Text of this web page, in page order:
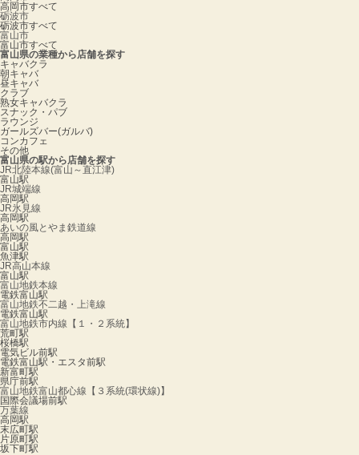
高岡市すべて
砺波市
砺波市すべて
富山市
富山市すべて
富山県の業種から店舗を探す
キャバクラ
朝キャバ
昼キャバ
クラブ
熟女キャバクラ
スナック・パブ
ラウンジ
ガールズバー(ガルバ)
コンカフェ
その他
富山県の駅から店舗を探す
JR北陸本線(富山～直江津)
富山駅
JR城端線
高岡駅
JR氷見線
高岡駅
あいの風とやま鉄道線
高岡駅
富山駅
魚津駅
JR高山本線
富山駅
富山地鉄本線
電鉄富山駅
富山地鉄不二越・上滝線
電鉄富山駅
富山地鉄市内線【１・２系統】
荒町駅
桜橋駅
電気ビル前駅
電鉄富山駅・エスタ前駅
新富町駅
県庁前駅
富山地鉄富山都心線【３系統(環状線)】
国際会議場前駅
万葉線
高岡駅
末広町駅
片原町駅
坂下町駅